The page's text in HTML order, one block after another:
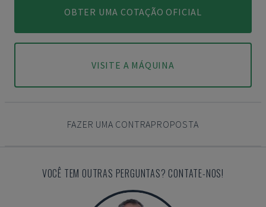
OBTER UMA COTAÇÃO OFICIAL
VISITE A MÁQUINA
FAZER UMA CONTRAPROPOSTA
VOCÊ TEM OUTRAS PERGUNTAS? CONTATE-NOS!